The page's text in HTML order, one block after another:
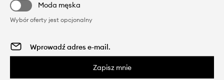
Moda męska
Wybór oferty jest opcjonalny
Zapisz mnie